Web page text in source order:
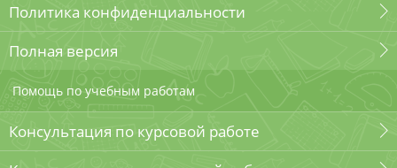
Политика конфиденциальности
Полная версия
Помощь по учебным работам
Консультация по курсовой работе